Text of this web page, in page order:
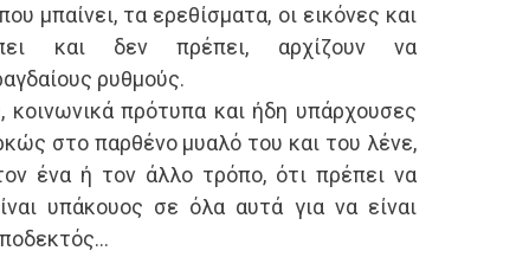
μπαίνει, τα ερεθίσματα, οι εικόνες και
και δεν πρέπει, αρχίζουν να
ρυθμούς.
πρότυπα και ήδη υπάρχουσες
στο παρθένο μυαλό του και του λένε,
ένα ή τον άλλο τρόπο, ότι πρέπει να
υπάκουος σε όλα αυτά για να είναι